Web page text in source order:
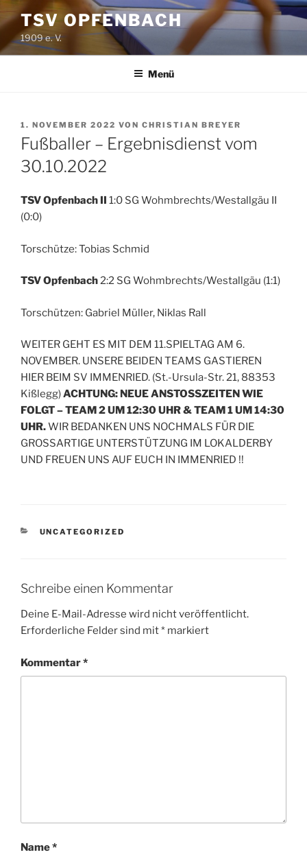
Zum
Inhalt
springen
TSV OPFENBACH
1909 e. V.
Menü
VERÖFFENTLICHT
AM
1. NOVEMBER 2022 VON CHRISTIAN BREYER
Fußballer – Ergebnisdienst vom
30.10.2022
TSV Opfenbach II 1:0 SG Wohmbrechts/Westallgäu II
(0:0)
Torschütze: Tobias Schmid
TSV Opfenbach2:2 SG Wohmbrechts/Westallgäu (1:1)
Torschützen: Gabriel Müller, Niklas Rall
WEITER GEHT ES MIT DEM 11.SPIELTAG AM 6.
NOVEMBER. UNSERE BEIDEN TEAMS GASTIEREN
HIER BEIM SV IMMENRIED. (St.-Ursula-Str. 21, 88353
Kißlegg)ACHTUNG: NEUE ANSTOSSZEITEN WIE
FOLGT – TEAM 2 UM 12:30 UHR & TEAM 1 UM 14:30
UHR.WIR BEDANKEN UNS NOCHMALS FÜR DIE
GROSSARTIGE UNTERSTÜTZUNG IM LOKALDERBY
UND FREUEN UNS AUF EUCH IN IMMENRIED !!
KATEGORIEN
UNCATEGORIZED
Schreibe einen Kommentar
Deine E-Mail-Adresse wird nicht veröffentlicht.
Erforderliche Felder sind mit* markiert
Kommentar*
Name*